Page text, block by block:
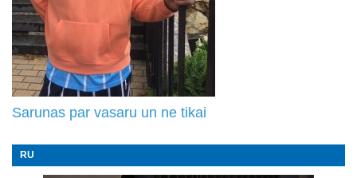
Sarunas par vasaru un ne tikai
RU